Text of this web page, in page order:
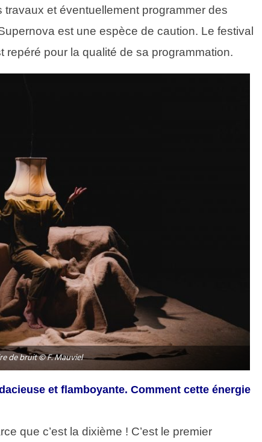
et éventuellement programmer des
est une espèce de caution. Le festival
pour la qualité de sa programmation.
de bruit © F. Mauviel
et flamboyante. Comment cette énergie
que c’est la dixième ! C’est le premier